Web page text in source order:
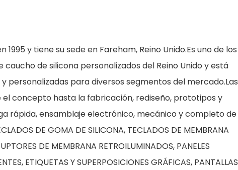
y tiene su sede en Fareham, Reino Unido.Es uno de los
de silicona personalizados del Reino Unido y está
personalizadas para diversos segmentos del mercado.Las
concepto hasta la fabricación, rediseño, prototipos y
rápida, ensamblaje electrónico, mecánico y completo de
DE GOMA DE SILICONA, TECLADOS DE MEMBRANA
DE MEMBRANA RETROILUMINADOS, PANELES
ETIQUETAS Y SUPERPOSICIONES GRÁFICAS, PANTALLAS